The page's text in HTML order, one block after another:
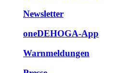
Newsletter
oneDEHOGA-App
Warnmeldungen